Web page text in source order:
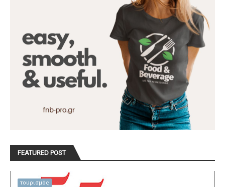
FEATURED POST
τουρισμός